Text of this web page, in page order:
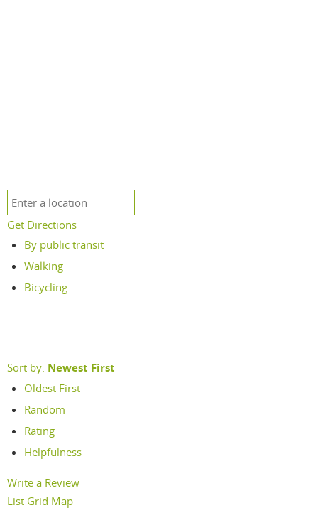
Get Directions
By public transit
Walking
Bicycling
Sort by: Newest First
Oldest First
Random
Rating
Helpfulness
Write a Review
List Grid Map